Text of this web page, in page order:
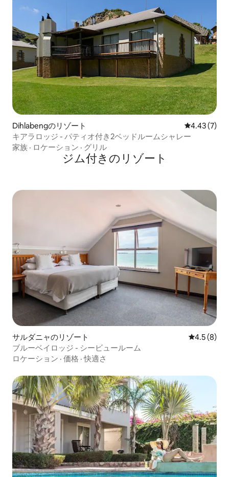
Dihlabengのリゾート レビュー7
4.43 (7)
キアラロッジ - パティオ付き2ベッドルームシャレー
家族 · ロケーション · グリル
ジム付きのリゾート
サルダニャのリゾート レビュー8
4.5 (8)
ブルーベイロッジ - シービュールーム
ロケーション · 価格 ·快適さ